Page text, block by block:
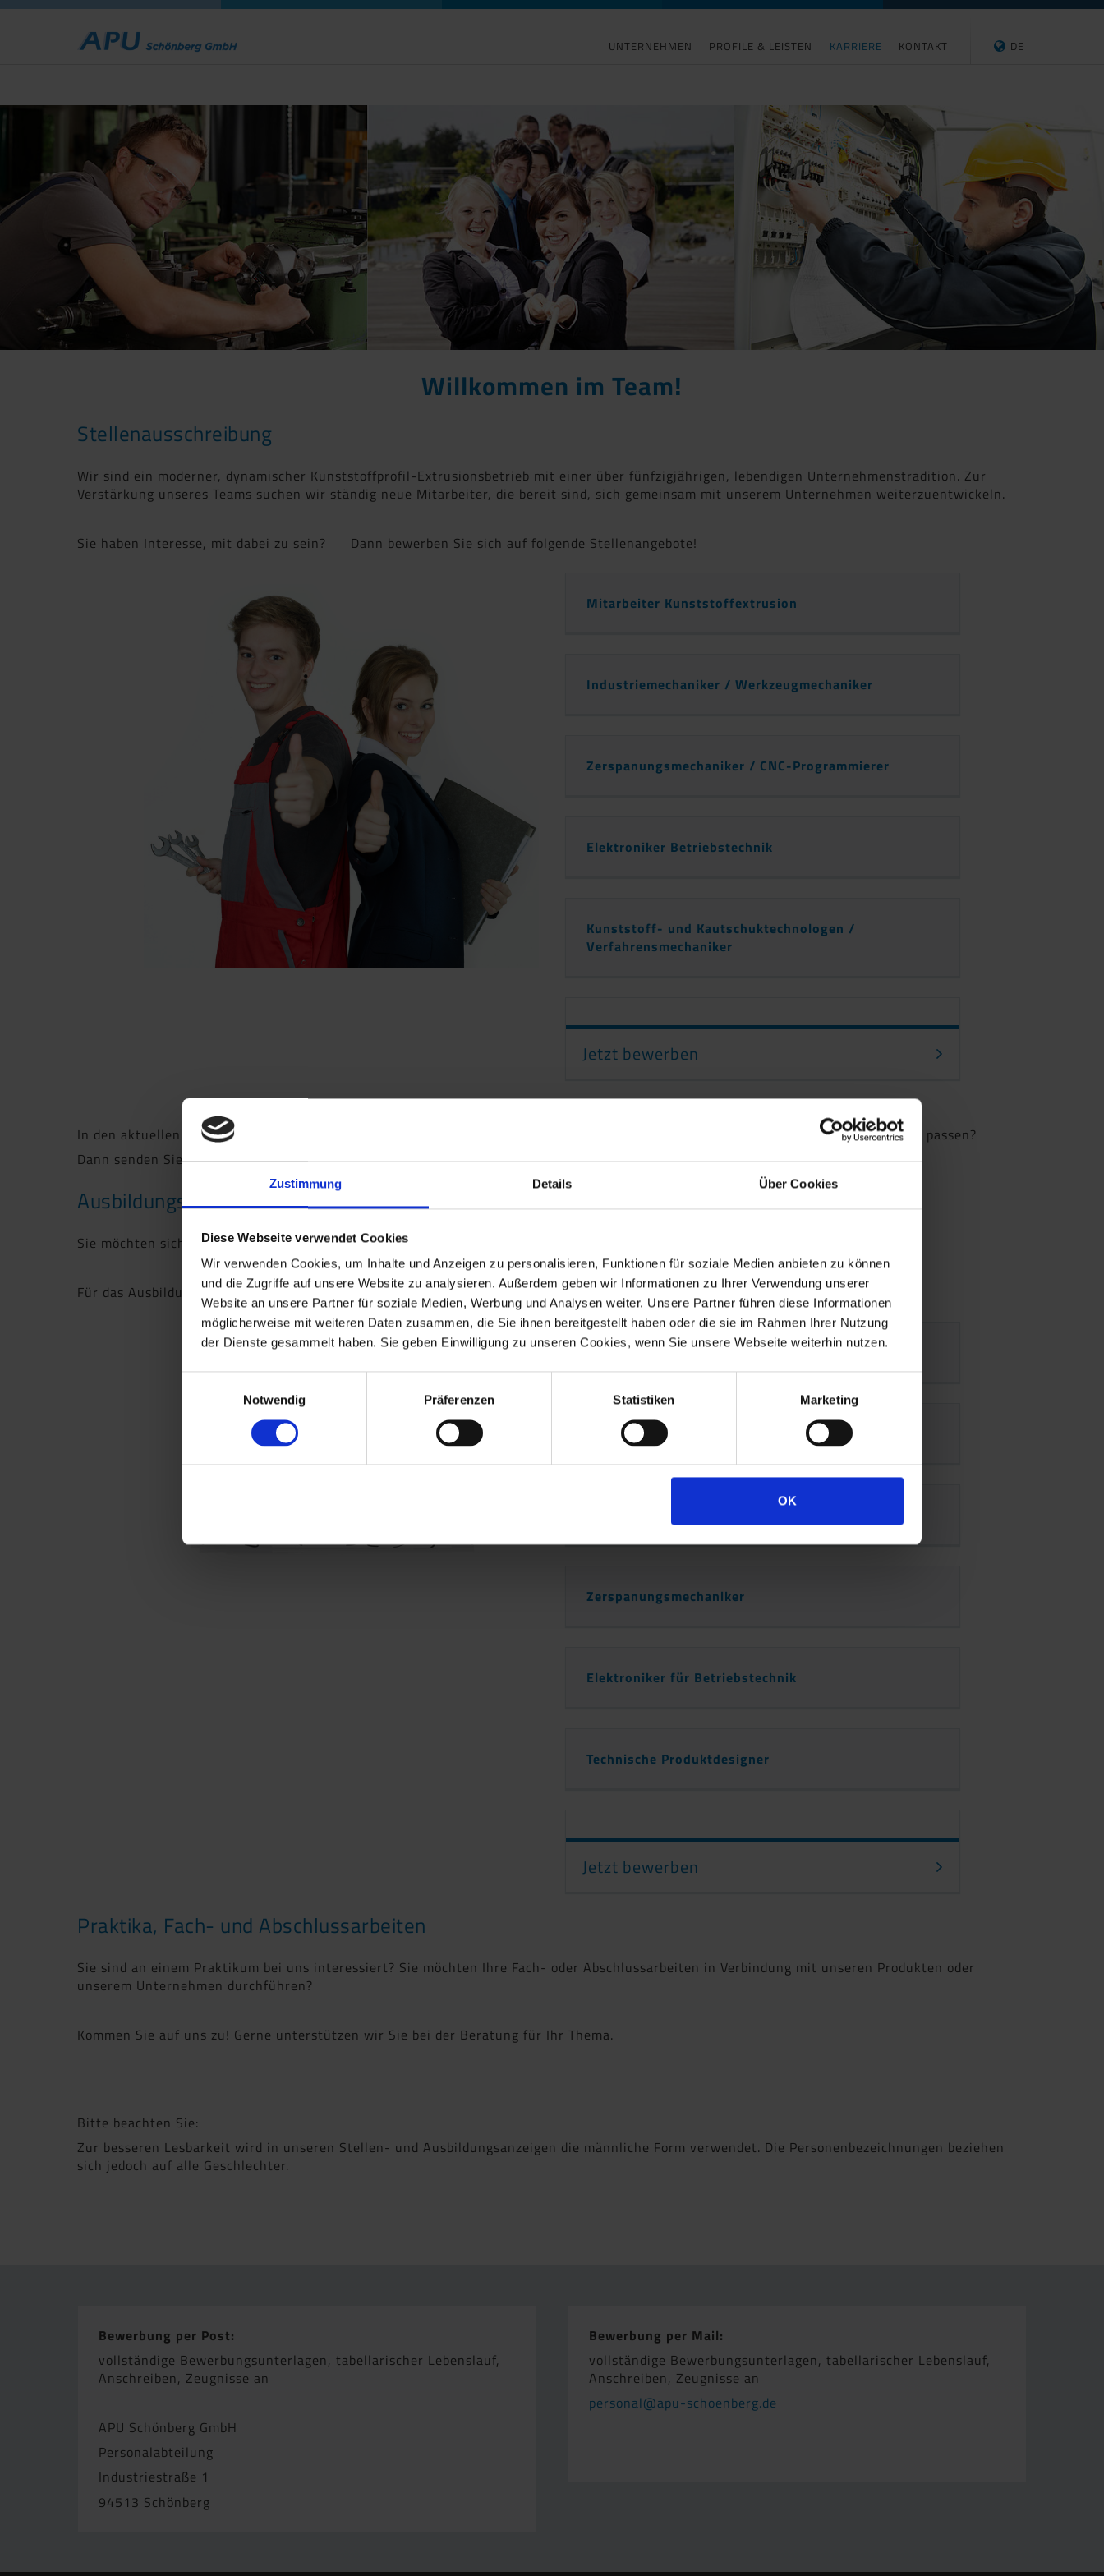
Zustimmung Details Über Cookies
Diese Webseite verwendet Cookies
Wir verwenden Cookies, um Inhalte und Anzeigen zu personalisieren, Funktionen für soziale Medien anbieten zu können
und die Zugriffe auf unsere Website zu analysieren. Außerdem geben wir Informationen zu Ihrer Verwendung unserer
Website an unsere Partner für soziale Medien, Werbung und Analysen weiter. Unsere Partner führen diese Informationen
möglicherweise mit weiteren Daten zusammen, die Sie ihnen bereitgestellt haben oder die sie im Rahmen Ihrer Nutzung
der Dienste gesammelt haben. Sie geben Einwilligung zu unseren Cookies, wenn Sie unsere Webseite weiterhin nutzen.
Notwendig
Präferenzen Statistiken Marketing
OK
UNTERNEHMEN PROFILE & LEISTEN KARRIERE KONTAKT DE
Willkommen im Team!
Stellenausschreibung
Wir sind ein moderner, dynamischer Kunststoffprofil-Extrusionsbetrieb mit einer über fünfzigjährigen, lebendigen Unternehmenstradition. Zur
Verstärkung unseres Teams suchen wir ständig neue Mitarbeiter, die bereit sind, sich gemeinsam mit unserem Unternehmen weiterzuentwickeln.
Sie haben Interesse, mit dabei zu sein? Dann bewerben Sie sich auf folgende Stellenangebote!
Mitarbeiter Kunststoffextrusion
Industriemechaniker / Werkzeugmechaniker
Zerspanungsmechaniker / CNC-Programmierer
Elektroniker Betriebstechnik
Kunststoff- und Kautschuktechnologen /
Verfahrensmechaniker
Jetzt bewerben
In den aktuellen Stellenausschreibungen auf den ersten Blick nicht das Passende gefunden, aber überzeugt, dass Sie bestens zu uns passen?
Dann senden Sie uns gerne eine Initiativbewerbung mit Anschreiben, aktuellem Lebenslauf und Zeugnissen zu.
Ausbildungsberufe
Sie möchten sich in einem Unternehmen mit Zukunftsorientierung, in einem Beruf mit Zukunftsperspektive ausbilden lassen?
Für das Ausbildungsjahr 2026 bieten wir folgende Berufsausbildungen an:
Industriekaufleute
Kunststoff- und Kautschuktechnologen
Zerspanungsmechaniker
Elektroniker für Betriebstechnik
Technische Produktdesigner
Jetzt bewerben
Praktika, Fach- und Abschlussarbeiten
Sie sind an einem Praktikum bei uns interessiert? Sie möchten Ihre Fach- oder Abschlussarbeiten in Verbindung mit unseren Produkten oder
unserem Unternehmen durchführen?
Kommen Sie auf uns zu! Gerne unterstützen wir Sie bei der Beratung für Ihr Thema.
Bitte beachten Sie:
Zur besseren Lesbarkeit wird in unseren Stellen- und Ausbildungsanzeigen die männliche Form verwendet. Die Personenbezeichnungen beziehen
sich jedoch auf alle Geschlechter.
Bewerbung per Post:
vollständige Bewerbungsunterlagen, tabellarischer Lebenslauf,
Anschreiben, Zeugnisse an
APU Schönberg GmbH
Personalabteilung
Industriestraße 1
94513 Schönberg
Bewerbung per Mail:
vollständige Bewerbungsunterlagen, tabellarischer Lebenslauf,
Anschreiben, Zeugnisse an
personal@apu-schoenberg.de